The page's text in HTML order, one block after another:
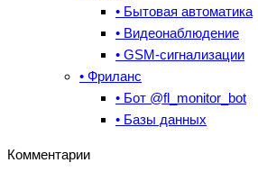
• Бытовая автоматика
• Видеонаблюдение
• GSM-сигнализации
• Фриланс
• Бот @fl_monitor_bot
• Базы данных
Комментарии